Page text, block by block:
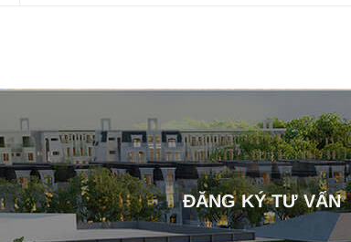
ĐĂNG KÝ TƯ VẤN